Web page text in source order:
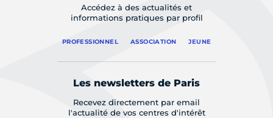
Accédez à des actualités et
informations pratiques par profil
PROFESSIONNEL ASSOCIATION JEUNE
Les newsletters de Paris
Recevez directement par email
l'actualité de vos centres d'intérêt